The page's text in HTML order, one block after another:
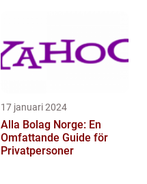
17 januari 2024
Alla Bolag Norge: En
Omfattande Guide för
Privatpersoner